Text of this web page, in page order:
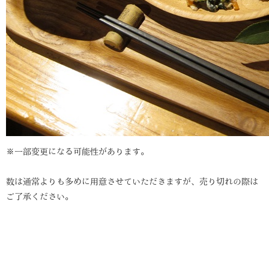
※一部変更になる可能性があります。
数は通常よりも多めに用意させていただきますが、売り切れの際は
ご了承ください。